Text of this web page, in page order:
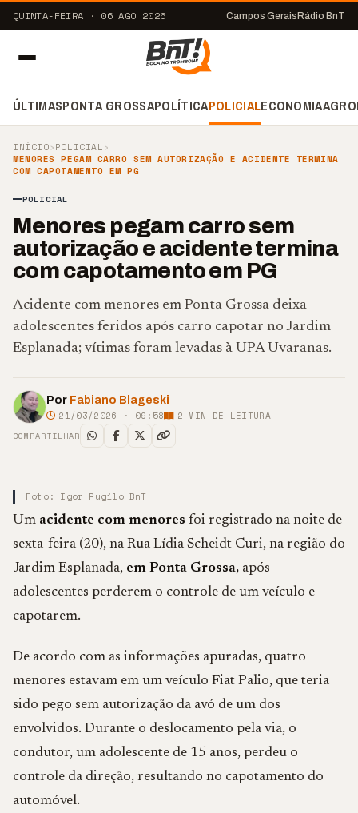
QUINTA-FEIRA · 06 AGO 2026 Campos Gerais Rádio BnT
ÚLTIMASPONTA GROSSAPOLÍTICAPOLICIALECONOMIA
INÍCIO›POLICIAL ›
MENORES PEGAM CARRO SEM AUTORIZAÇÃO E ACIDENTE TERMINA
COM CAPOTAMENTO EM PG
POLICIAL
Menores pegam carro sem
autorização e acidente termina
com capotamento em PG
Acidente com menores em Ponta Grossa deixa
adolescentes feridos após carro capotar no Jardim
Esplanada; vítimas foram levadas à UPA Uvaranas.
Por Fabiano Blageski
21/03/2026 · 09:58 2 MIN DE LEITURA
COMPARTILHAR
Foto: Igor Rugilo BnT
Um acidente com menores foi registrado na noite de
sexta-feira (20), na Rua Lídia Scheidt Curi, na região do
Jardim Esplanada, em Ponta Grossa, após
adolescentes perderem o controle de um veículo e
capotarem.
De acordo com as informações apuradas, quatro
menores estavam em um veículo Fiat Palio, que teria
sido pego sem autorização da avó de um dos
envolvidos. Durante o deslocamento pela via, o
condutor, um adolescente de 15 anos, perdeu o
controle da direção, resultando no capotamento do
automóvel.